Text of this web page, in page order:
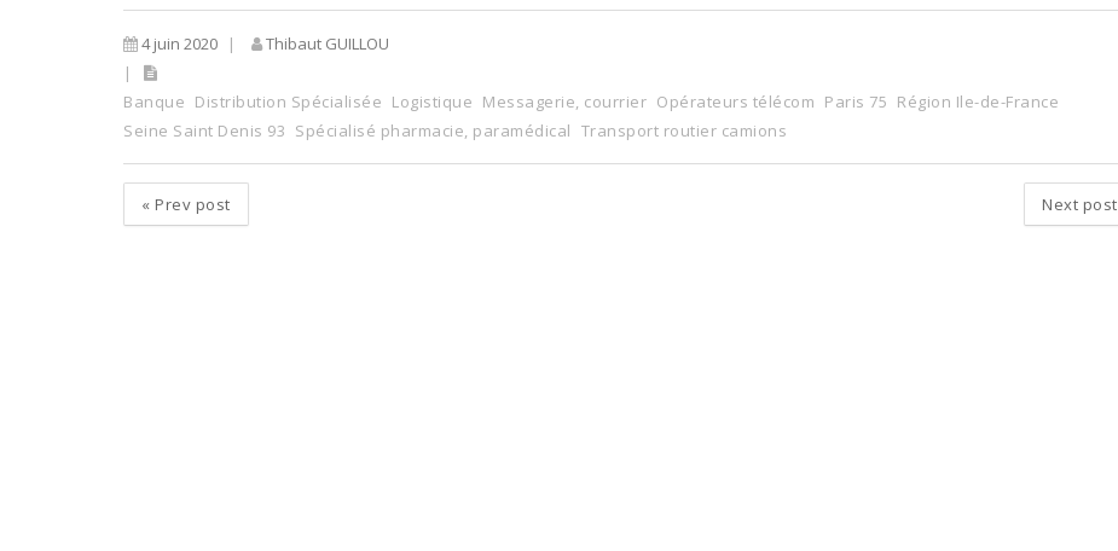
4 juin 2020 Thibaut GUILLOU
Banque Distribution Spécialisée Logistique Messagerie, courrier Opérateurs télécom Paris 75 Région Ile-de-France
Seine Saint Denis 93 Spécialisé pharmacie, paramédical Transport routier camions
« Prev post Next post